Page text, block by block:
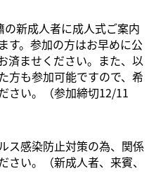
新成人者に成人式ご案内
す。参加の方はお早めに公
済ませください。また、以
方も参加可能ですので、希
さい。（参加締切12/11
感染防止対策の為、関係
い。（新成人者、来賓、